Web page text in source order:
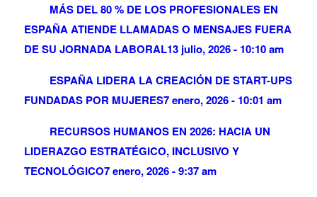
MÁS DEL 80 % DE LOS PROFESIONALES EN
ESPAÑA ATIENDE LLAMADAS O MENSAJES FUERA
DE SU JORNADA LABORAL13 julio, 2026 - 10:10 am
ESPAÑA LIDERA LA CREACIÓN DE START-UPS
FUNDADAS POR MUJERES7 enero, 2026 - 10:01 am
RECURSOS HUMANOS EN 2026: HACIA UN
LIDERAZGO ESTRATÉGICO, INCLUSIVO Y
TECNOLÓGICO7 enero, 2026 - 9:37 am